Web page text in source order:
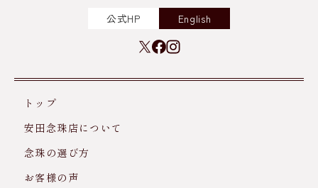
公式HP English
トップ
安田念珠店について
念珠の選び方
お客様の声